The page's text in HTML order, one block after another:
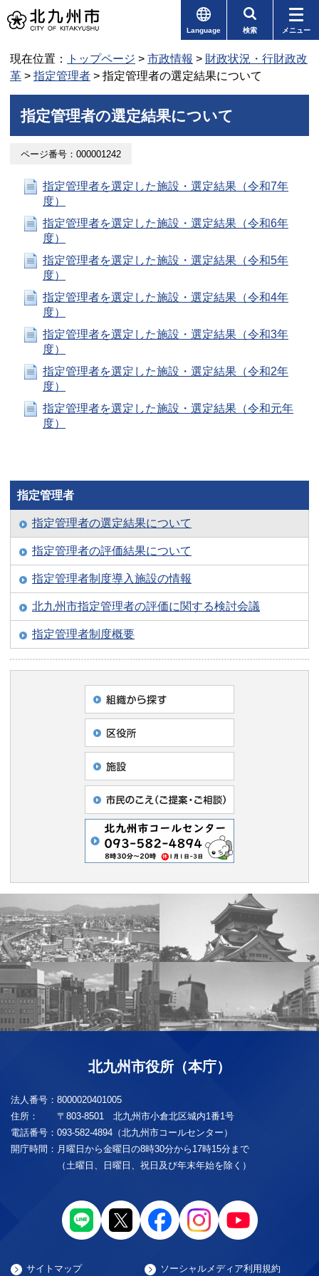
Language 検索 メニュー
現在位置： トップページ > 市政情報 > 財政状況・行財政改
革 > 指定管理者 > 指定管理者の選定結果について
指定管理者の選定結果について
ページ番号：000001242
指定管理者を選定した施設・選定結果（令和7年
度）
指定管理者を選定した施設・選定結果（令和6年
度）
指定管理者を選定した施設・選定結果（令和5年
度）
指定管理者を選定した施設・選定結果（令和4年
度）
指定管理者を選定した施設・選定結果（令和3年
度）
指定管理者を選定した施設・選定結果（令和2年
度）
指定管理者を選定した施設・選定結果（令和元年
度）
指定管理者
指定管理者の選定結果について
指定管理者の評価結果について
指定管理者制度導入施設の情報
北九州市指定管理者の評価に関する検討会議
指定管理者制度概要
北九州市役所（本庁）
法人番号： 8000020401005
住所：
〒803-8501 北九州市小倉北区城内1番1号
電話番号： 093-582-4894（北九州市コールセンター）
開庁時間： 月曜日から金曜日の8時30分から17時15分まで
（土曜日、日曜日、祝日及び年末年始を除く）
サイトマップ ソーシャルメディア利用規約